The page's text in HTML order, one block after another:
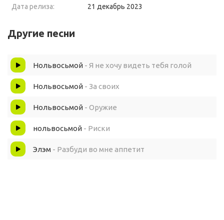
Дата релиза:
21 декабрь 2023
Другие песни
Нольвосьмой - Я не хочу видеть тебя голой
Нольвосьмой - За своих
Нольвосьмой - Оружие
нольвосьмой - Риски
Элэм - Разбуди во мне аппетит